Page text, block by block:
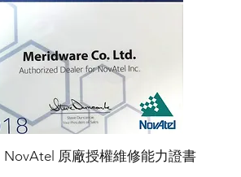
NovAtel 原廠授權維修能力證書